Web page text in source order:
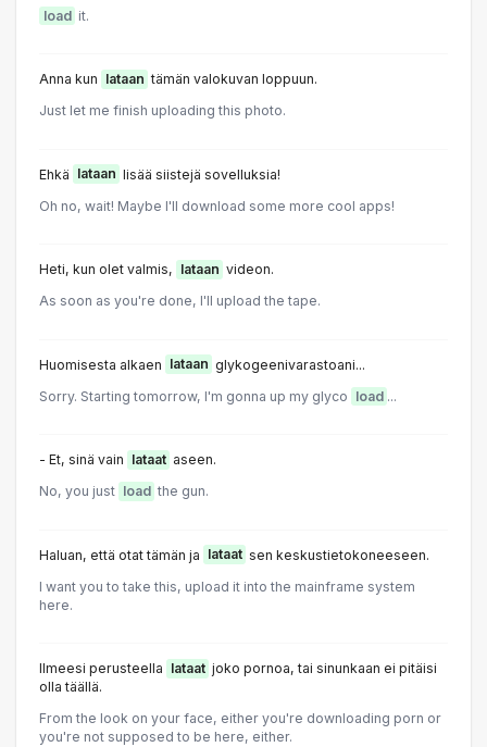
load it.
Anna kun lataan tämän valokuvan loppuun.
Just let me finish uploading this photo.
Ehkä lataan lisää siistejä sovelluksia!
Oh no, wait! Maybe I'll download some more cool apps!
Heti, kun olet valmis, lataan videon.
As soon as you're done, I'll upload the tape.
Huomisesta alkaen lataan glykogeenivarastoani...
Sorry. Starting tomorrow, I'm gonna up my glyco load ...
- Et, sinä vain lataat aseen.
No, you just load the gun.
Haluan, että otat tämän ja lataat sen keskustietokoneeseen.
I want you to take this, upload it into the mainframe system
here.
Ilmeesi perusteella lataat joko pornoa, tai sinunkaan ei pitäisi
olla täällä.
From the look on your face, either you're downloading porn or
you're not supposed to be here, either.